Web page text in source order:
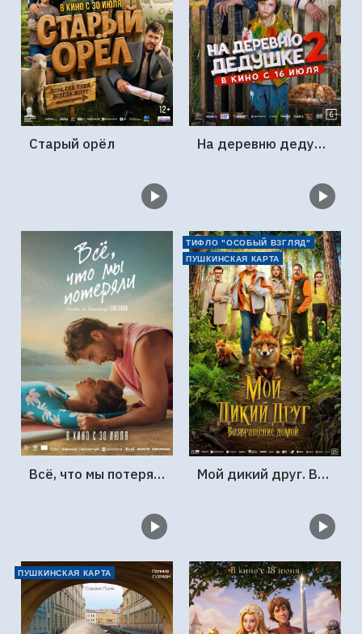
Старый орёл На деревню дедушке 2
Всё, что мы потеряли
ТИФЛО "ОСОБЫЙ ВЗГЛЯД"
ПУШКИНСКАЯ КАРТА
Мой дикий друг. Возвращение домой
ПУШКИНСКАЯ КАРТА